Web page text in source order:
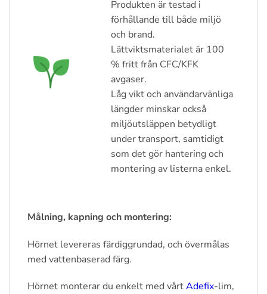
Produkten är testad i
förhållande till både miljö
och brand.
Lättviktsmaterialet är 100
% fritt från CFC/KFK
avgaser.
Låg vikt och användarvänliga
längder minskar också
miljöutsläppen betydligt
under transport, samtidigt
som det gör hantering och
montering av listerna enkel.
Målning, kapning och montering:
Hörnet levereras färdiggrundad, och övermålas
med vattenbaserad färg.
Hörnet monterar du enkelt med vårtAdefix-lim,